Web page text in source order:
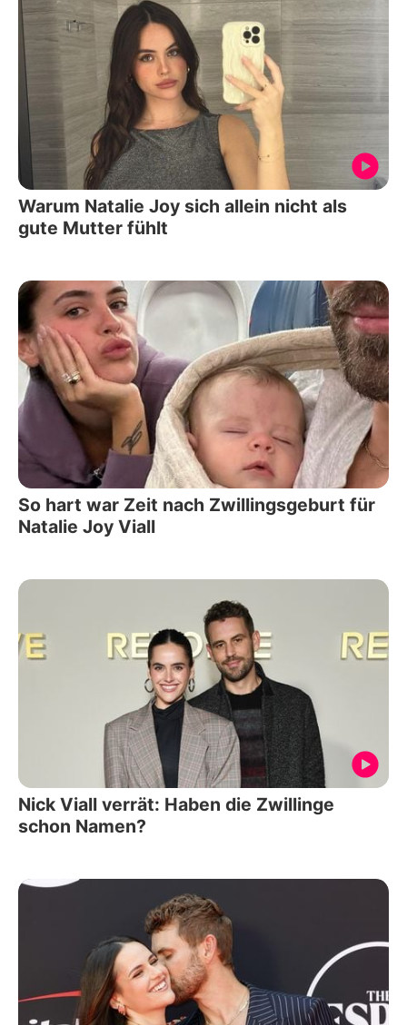
Warum Natalie Joy sich allein nicht als
gute Mutter fühlt
So hart war Zeit nach Zwillingsgeburt für
Natalie Joy Viall
Nick Viall verrät: Haben die Zwillinge
schon Namen?